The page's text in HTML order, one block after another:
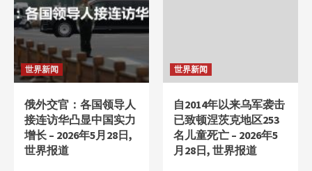
世界新闻
俄外交官：各国领导人
接连访华凸显中国实力
增长 – 2026年5月28日,
世界报道
世界新闻
自2014年以来乌军袭击
已致顿涅茨克地区253
名儿童死亡 – 2026年5
月28日, 世界报道